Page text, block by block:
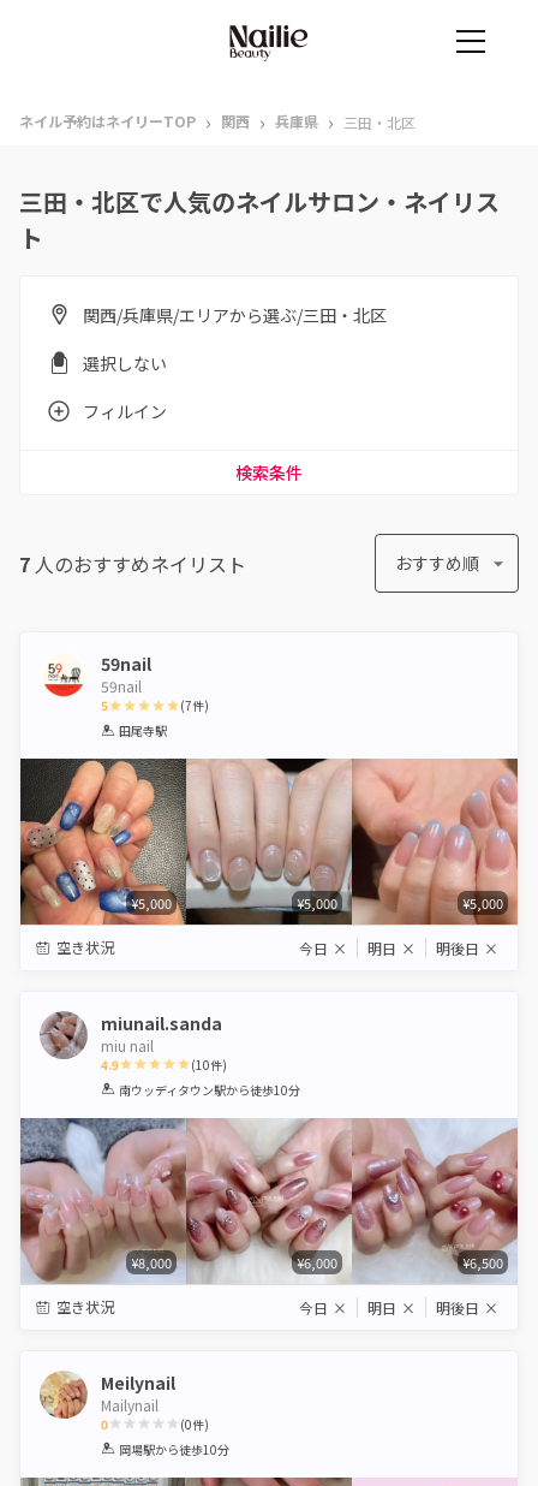
ネイル予約はネイリーTOP › 関西 › 兵庫県 › 三田・北区
三田・北区で人気のネイルサロン・ネイリス
ト
関西/兵庫県/エリアから選ぶ/三田・北区
選択しない
フィルイン
検索条件
7 人のおすすめネイリスト おすすめ順
59nail
59nail
5
1 2 3 4 5
(7件)
田尾寺駅
¥5,000 ¥5,000 ¥5,000
空き状況 今日 × 明日 × 明後日 ×
miunail.sanda
miu nail
4.9
1 2 3 4 5
(10件)
南ウッディタウン駅から徒歩10分
¥8,000 ¥6,000 ¥6,500
空き状況 今日 × 明日 × 明後日 ×
Meilynail
Mailynail
0
1 2 3 4 5
(0件)
岡場駅から徒歩10分